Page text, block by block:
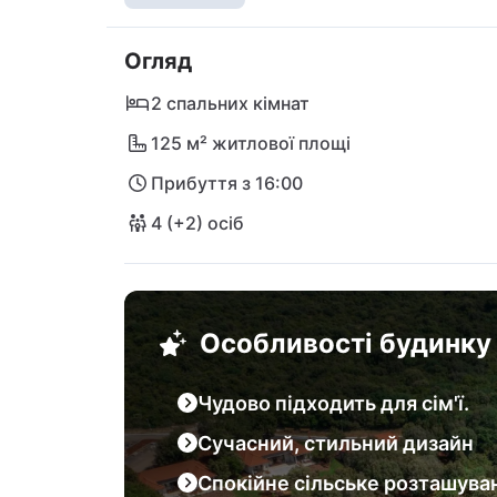
відсутнє під час перебування.
Відкрийте для себе мальовничі місця,
зможете досягти як аеропорт Пули, так
вашого відпочинку! Зануртесь у ідилічне
Beachfront 7!
Огляд
2 спальних кімнат
125 м² житлової площі
Прибуття з 16:00
4 (+2) осіб
Особливості
Чудово підходить для сім'ї.
Сучасний, стильний дизайн
Спокійне сільське